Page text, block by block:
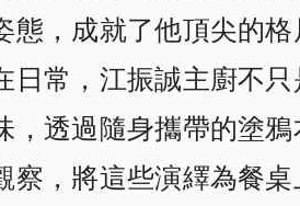
態，成就了他頂尖的
日常，江振誠主廚不
，透過隨身攜帶的塗
察，將這些演繹為餐